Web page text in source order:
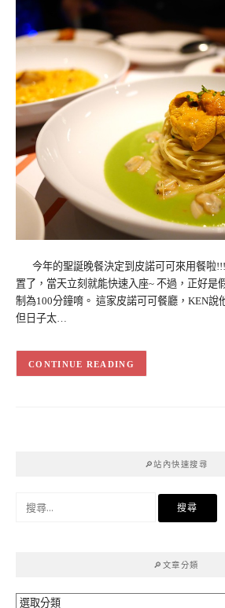
今年的聖誕晚餐決定到皮諾可可來用餐啦
置了，當天立刻就能快速入座~ 不過，正好是
制為100分鐘唷。 這家皮諾可可餐廳，KEN說
但日子太…
CONTINUE READING
🔎站內快速搜尋
🔎文章分類
🔎